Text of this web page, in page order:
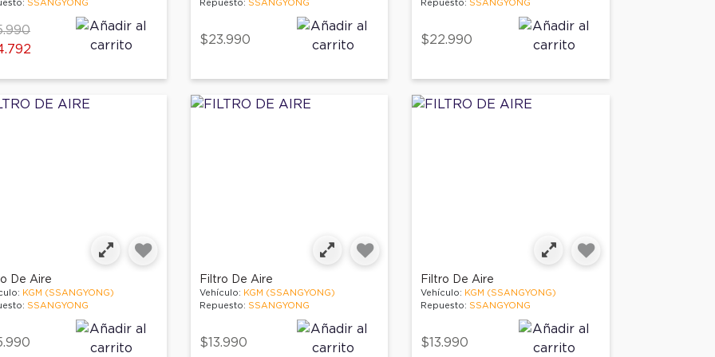
SSANGYONG
reduced from
to
Repuesto: SSANGYONG
$23.990
Repuesto: SSANGYONG
$22.990
De Aire
KGM (SSANGYONG)
SSANGYONG
Filtro De Aire
Vehículo: KGM (SSANGYONG)
Repuesto: SSANGYONG
$13.990
Filtro De Aire
Vehículo: KGM (SSANGYONG)
Repuesto: SSANGYONG
$13.990